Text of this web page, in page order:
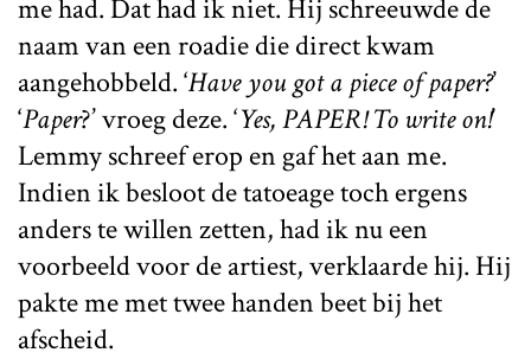
me had. Dat had ik niet. Hij schreeuwde de
naam van een roadie die direct kwam
aangehobbeld. ‘Have you got a piece of paper?’
‘Paper?’ vroeg deze. ‘Yes, PAPER! To write on!’
Lemmy schreef erop en gaf het aan me.
Indien ik besloot de tatoeage toch ergens
anders te willen zetten, had ik nu een
voorbeeld voor de artiest, verklaarde hij. Hij
pakte me met twee handen beet bij het
afscheid.